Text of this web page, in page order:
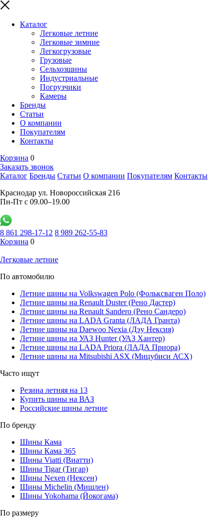
Каталог
Легковые летние
Легковые зимние
Легкогрузовые
Грузовые
Сельхозшины
Индустриальные
Погрузчики
Камеры
Бренды
Статьи
О компании
Покупателям
Контакты
Корзина 0
Заказать звонок
Каталог Бренды Статьи О компании Покупателям Контакты
Краснодар ул. Новороссийская 216
Пн-Пт с 09.00–19.00
8 861 298-17-12 8 989 262-55-83
Корзина 0
Легковые летние
По автомобилю
Летние шины на Volkswagen Polo (Фольксваген Поло)
Летние шины на Renault Duster (Рено Дастер)
Летние шины на Renault Sandero (Рено Сандеро)
Летние шины на LADA Granta (ЛАДА Гранта)
Летние шины на Daewoo Nexia (Дэу Нексия)
Летние шины на УАЗ Hunter (УАЗ Хантер)
Летние шины на LADA Priora (ЛАДА Приора)
Летние шины на Mitsubishi ASX (Мицубиси АСХ)
Часто ищут
Резина летняя на 13
Купить шины на ВАЗ
Российские шины летние
По бренду
Шины Кама
Шины Кама 365
Шины Viatti (Виатти)
Шины Tigar (Тигар)
Шины Nexen (Нексен)
Шины Michelin (Мишлен)
Шины Yokohama (Йокогама)
По размеру